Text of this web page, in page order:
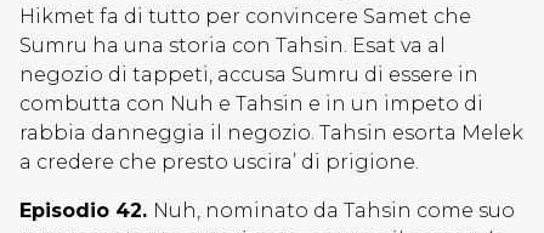
Hikmet fa di tutto per convincere Samet che
Sumru ha una storia con Tahsin. Esat va al
negozio di tappeti, accusa Sumru di essere in
combutta con Nuh e Tahsin e in un impeto di
rabbia danneggia il negozio. Tahsin esorta Melek
a credere che presto uscira’ di prigione.
Episodio 42. Nuh, nominato da Tahsin come suo